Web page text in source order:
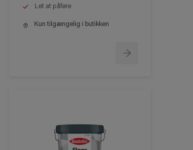
Let at påføre
Kun tilgængelig i butikken